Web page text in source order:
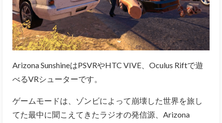
Arizona SunshineはPSVRやHTC VIVE、Oculus Riftで遊
べるVRシューターです。
ゲームモードは、ゾンビによって崩壊した世界を旅し
てた最中に聞こえてきたラジオの発信源、Arizona